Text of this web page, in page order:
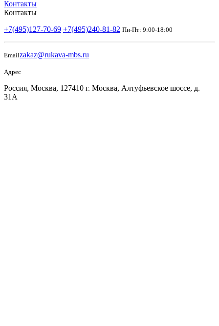
Контакты
Контакты
+7(495)127-70-69 +7(495)240-81-82 Пн-Пт: 9:00-18:00
Emailzakaz@rukava-mbs.ru
Адрес
Россия, Москва, 127410 г. Москва, Алтуфьевское шоссе, д.
31А